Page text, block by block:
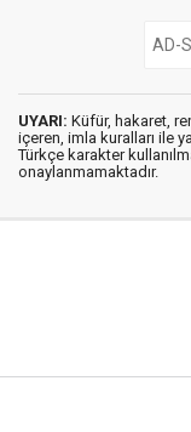
UYARI: Küfür, hakaret,
içeren, imla kuralları ile
Türkçe karakter
onaylanmamaktadır.